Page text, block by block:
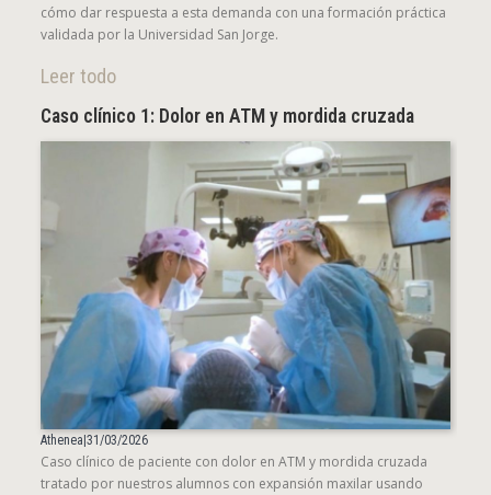
cómo dar respuesta a esta demanda con una formación práctica
validada por la Universidad San Jorge.
Leer todo
Caso clínico 1: Dolor en ATM y mordida cruzada
Athenea 31/03/2026
Caso clínico de paciente con dolor en ATM y mordida cruzada
tratado por nuestros alumnos con expansión maxilar usando